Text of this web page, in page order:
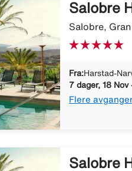
Salobre
Salobre,
Fra:Harstad-
7 dager, 18 Nov
Flere
Salobre